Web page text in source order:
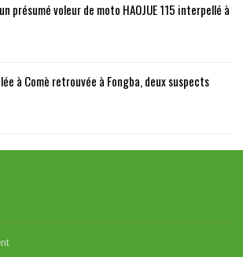
présumé voleur de moto HAOJUE 115 interpellé à
à Comè retrouvée à Fongba, deux suspects